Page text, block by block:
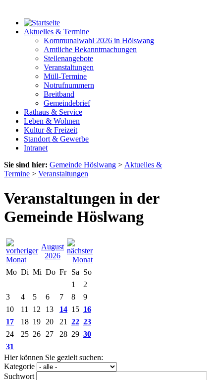
Aktuelles & Termine
Kommunalwahl 2026 in Hölswang
Amtliche Bekanntmachungen
Stellenangebote
Veranstaltungen
Müll-Termine
Notrufnummern
Breitband
Gemeindebrief
Rathaus & Service
Leben & Wohnen
Kultur & Freizeit
Standort & Gewerbe
Intranet
Sie sind hier: Gemeinde Höslwang > Aktuelles &
Termine > Veranstaltungen
Veranstaltungen in der
Gemeinde Höslwang
August
2026
Mo Di Mi Do Fr Sa So
1
2
3
4 5 6 7 8
9
10
11 12 13 14 15 16
17
18 19 20 21 22 23
24
25 26 27 28 29 30
31
Hier können Sie gezielt suchen:
Kategorie
Suchwort